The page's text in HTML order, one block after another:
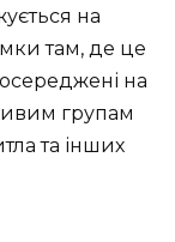
на
там, де це
на
групам
та інших